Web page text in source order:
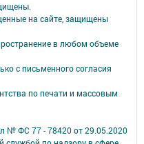
на сайте, защищены
в любом объеме
с письменного согласия
по печати и массовым
№ ФС 77 - 78420 от 29.05.2020